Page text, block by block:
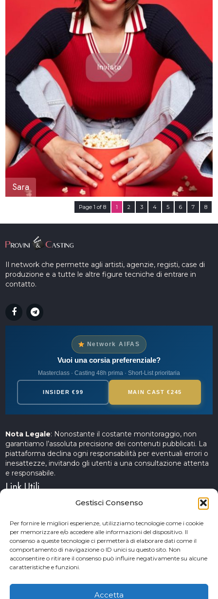
Gestisci Consenso
Per fornire le migliori esperienze, utilizziamo tecnologie come i cookie
per memorizzare e/o accedere alle informazioni del dispositivo. Il
consenso a queste tecnologie ci permetterà di elaborare dati come il
comportamento di navigazione o ID unici su questo sito. Non
acconsentire o ritirare il consenso può influire negativamente su alcune
caratteristiche e funzioni.
Accetta
Sara
Page 1 of 8 1 2 3 4 5 6 7 8
Il network che permette agli artisti, agenzie, registi, case di
produzione e a tutte le altre figure tecniche di entrare in
contatto.
Network AIFAS
Vuoi una corsia preferenziale?
Masterclass · Casting 48h prima · Short-List prioritaria
INSIDER €99 MAIN CAST €245
Nota Legale: Nonostante il costante monitoraggio, non
garantiamo l’assoluta precisione dei contenuti pubblicati. La
piattaforma declina ogni responsabilità per eventuali errori o
inesattezze, invitando gli utenti a una consultazione attenta
e responsabile.
Link Utili
Servizi Cinematografici
CercAttori
Accademia Arte e Spettacolo